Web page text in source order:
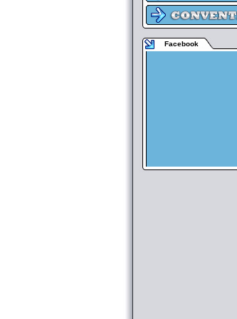
Facebook